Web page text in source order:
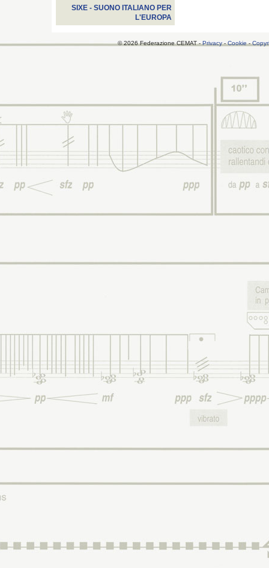
SIXE - SUONO ITALIANO PER
L'EUROPA
© 2026 Federazione CEMAT -Privacy-Cookie-